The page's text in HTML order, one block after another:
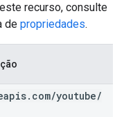
recurso, consulte
de propriedades.
. com/youtube/